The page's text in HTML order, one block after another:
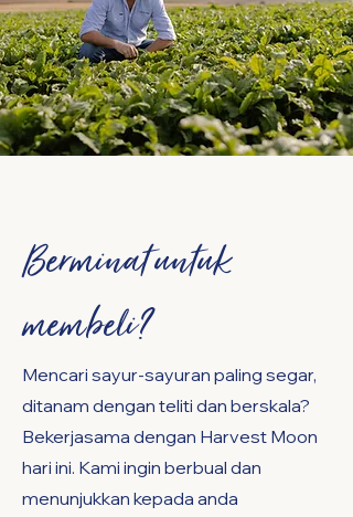
Berminat untuk
membeli?
Mencari sayur-sayuran paling segar,
ditanam dengan teliti dan berskala?
Bekerjasama dengan Harvest Moon
hari ini. Kami ingin berbual dan
menunjukkan kepada anda